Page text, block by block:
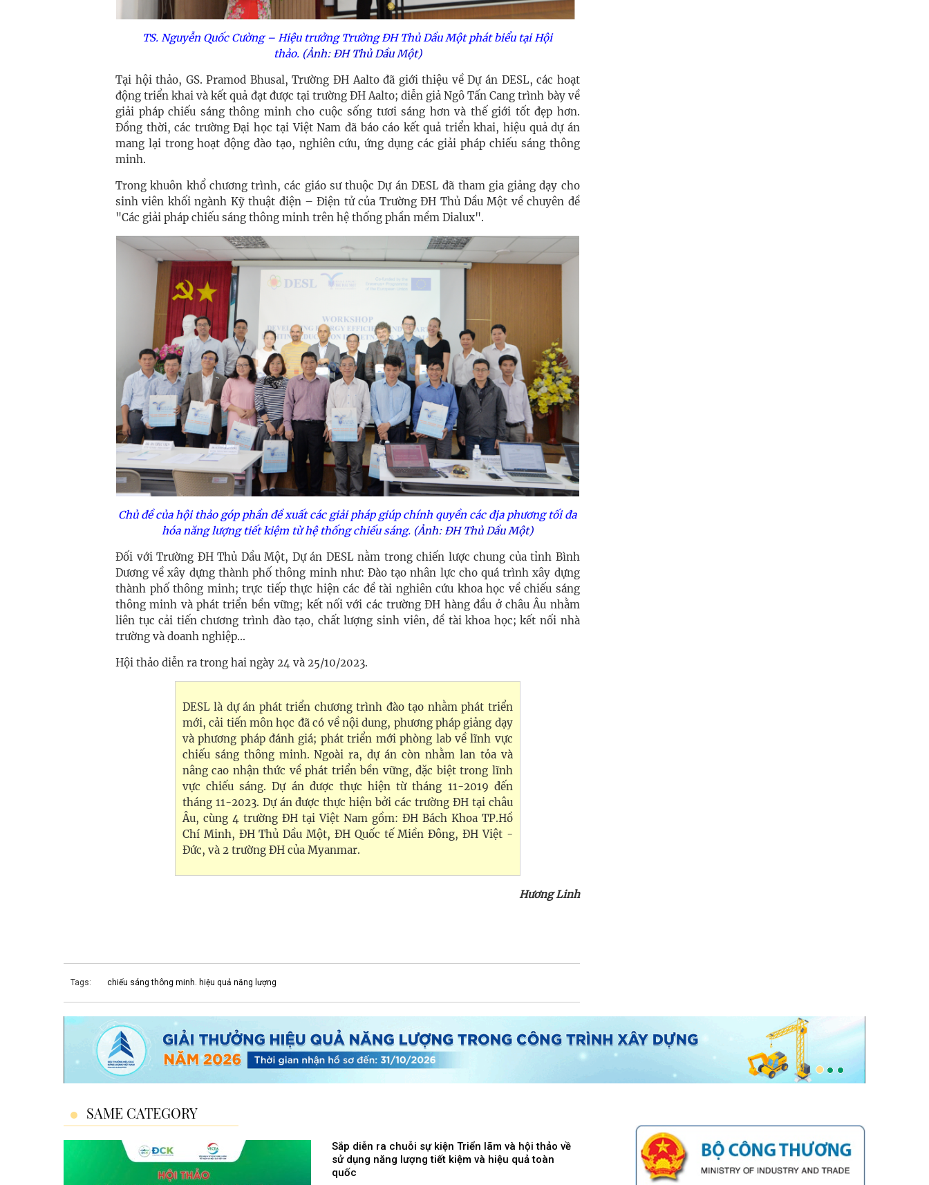
TS. Nguyễn Quốc Cường – Hiệu trưởng Trường ĐH Thủ Dầu Một phát biểu tại Hội
thảo. (Ảnh: ĐH Thủ Dầu Một)
Tại hội thảo, GS. Pramod Bhusal, Trường ĐH Aalto đã giới thiệu về Dự án DESL, các hoạt
động triển khai và kết quả đạt được tại trường ĐH Aalto; diễn giả Ngô Tấn Cang trình bày về
giải pháp chiếu sáng thông minh cho cuộc sống tươi sáng hơn và thế giới tốt đẹp hơn.
Đồng thời, các trường Đại học tại Việt Nam đã báo cáo kết quả triển khai, hiệu quả dự án
mang lại trong hoạt động đào tạo, nghiên cứu, ứng dụng các giải pháp chiếu sáng thông
minh.
Trong khuôn khổ chương trình, các giáo sư thuộc Dự án DESL đã tham gia giảng dạy cho
sinh viên khối ngành Kỹ thuật điện – Điện tử của Trường ĐH Thủ Dầu Một về chuyên đề
"Các giải pháp chiếu sáng thông minh trên hệ thống phần mềm Dialux".
Chủ đề của hội thảo góp phần đề xuất các giải pháp giúp chính quyền các địa phương tối đa
hóa năng lượng tiết kiệm từ hệ thống chiếu sáng. (Ảnh: ĐH Thủ Dầu Một)
Đối với Trường ĐH Thủ Dầu Một, Dự án DESL nằm trong chiến lược chung của tỉnh Bình
Dương về xây dựng thành phố thông minh như: Đào tạo nhân lực cho quá trình xây dựng
thành phố thông minh; trực tiếp thực hiện các đề tài nghiên cứu khoa học về chiếu sáng
thông minh và phát triển bền vững; kết nối với các trường ĐH hàng đầu ở châu Âu nhằm
liên tục cải tiến chương trình đào tạo, chất lượng sinh viên, đề tài khoa học; kết nối nhà
trường và doanh nghiệp...
Hội thảo diễn ra trong hai ngày 24 và 25/10/2023.
DESL là dự án phát triển chương trình đào tạo nhằm phát triển
mới, cải tiến môn học đã có về nội dung, phương pháp giảng dạy
và phương pháp đánh giá; phát triển mới phòng lab về lĩnh vực
chiếu sáng thông minh. Ngoài ra, dự án còn nhằm lan tỏa và
nâng cao nhận thức về phát triển bền vững, đặc biệt trong lĩnh
vực chiếu sáng. Dự án được thực hiện từ tháng 11-2019 đến
tháng 11-2023. Dự án được thực hiện bởi các trường ĐH tại châu
Âu, cùng 4 trường ĐH tại Việt Nam gồm: ĐH Bách Khoa TP.Hồ
Chí Minh, ĐH Thủ Dầu Một, ĐH Quốc tế Miền Đông, ĐH Việt -
Đức, và 2 trường ĐH của Myanmar.
Hương Linh
Tags: chiếu sáng thông minh. hiệu quả năng lượng
SAME CATEGORY
Sắp diễn ra chuỗi sự kiện Triển lãm và hội thảo về
sử dụng năng lượng tiết kiệm và hiệu quả toàn
quốc